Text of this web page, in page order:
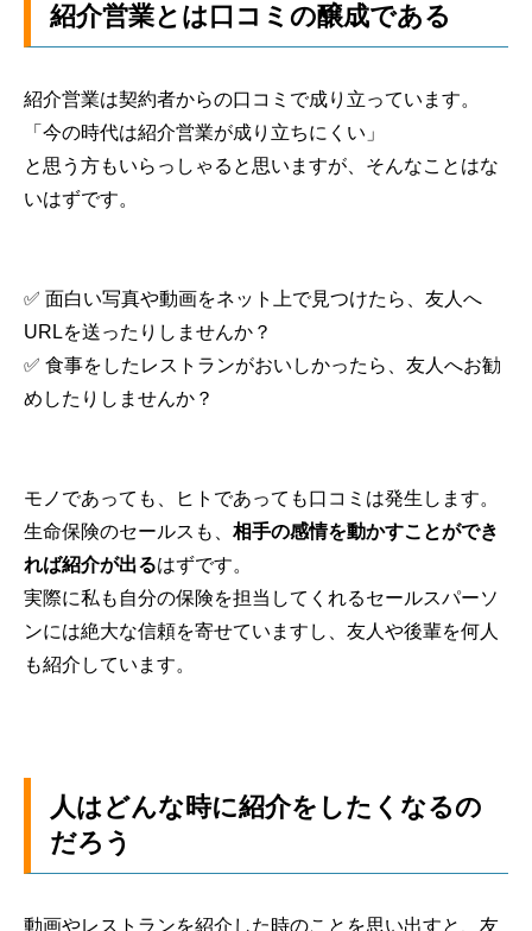
紹介営業とは口コミの醸成である
紹介営業は契約者からの口コミで成り立っています。
「今の時代は紹介営業が成り立ちにくい」
と思う方もいらっしゃると思いますが、そんなことはな
いはずです。
✅ 面白い写真や動画をネット上で見つけたら、友人へ
URLを送ったりしませんか？
✅ 食事をしたレストランがおいしかったら、友人へお勧
めしたりしませんか？
モノであっても、ヒトであっても口コミは発生します。
生命保険のセールスも、 相手の感情を動かすことができ
れば紹介が出るはずです。
実際に私も自分の保険を担当してくれるセールスパーソ
ンには絶大な信頼を寄せていますし、友人や後輩を何人
も紹介しています。
人はどんな時に紹介をしたくなるの
だろう
動画やレストランを紹介した時のことを思い出すと、 友